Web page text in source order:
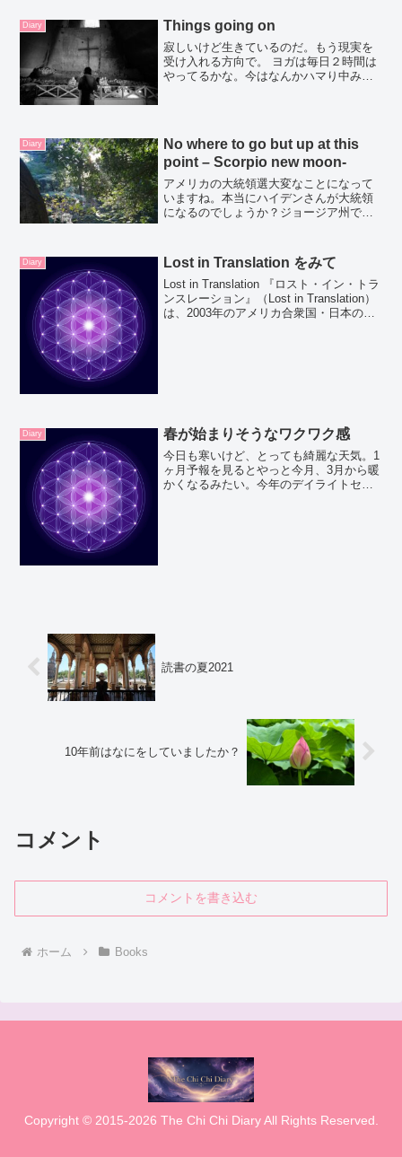
Diary Things going on
寂しいけど生きているのだ。もう現実を
受け入れる方向で。 ヨガは毎日２時間は
やってるかな。今はなんかハマり中みた
Diary
No where to go but up at this
point – Scorpio new moon-
アメリカの大統領選大変なことになって
いますね。本当にハイデンさんが大統領
になるのでしょうか？ジョージア州では
すさまじいみたいです。twitter がトラン
プ大統領のtw...
Diary Lost in Translation をみて
Lost in Translation 『ロスト・イン・トラ
ンスレーション』（Lost in Translation）
は、2003年のアメリカ合衆国・日本のロ
Diary 春が始まりそうなワクワク感
今日も寒いけど、とっても綺麗な天気。1
ヶ月予報を見るとやっと今月、3月から暖
かくなるみたい。今年のデイライトセー
読書の夏2021
10年前はなにをしていましたか？
コメント
コメントを書き込む
ホーム Books
Copyright © 2015-2026 The Chi Chi Diary All Rights Reserved.